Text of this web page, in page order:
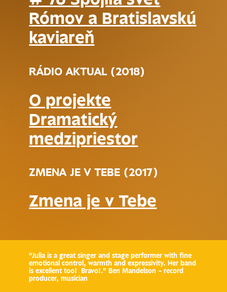
Rómov a Bratislavskú
kaviareň
​RÁDIO AKTUAL (2018)
O projekte
Dramatický
medzipriestor
ZMENA JE V TEBE (2017)
Zmena je v Tebe
"Julia is a great singer and stage performer with fine
emotional control, warmth and expressivity. Her band
is excellent too! Bravo!." Ben Mandelson - record
producer, musician